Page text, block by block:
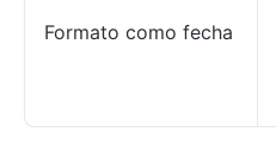
Formato como fecha